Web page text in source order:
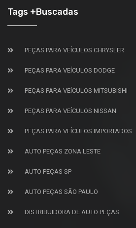
Tags +Buscadas
PEÇAS PARA VEÍCULOS CHRYSLER
PEÇAS PARA VEÍCULOS DODGE
PEÇAS PARA VEÍCULOS MITSUBISHI
PEÇAS PARA VEÍCULOS NISSAN
PEÇAS PARA VEÍCULOS IMPORTADOS
AUTO PEÇAS ZONA LESTE
AUTO PEÇAS SP
AUTO PEÇAS SÃO PAULO
DISTRIBUIDORA DE AUTO PEÇAS